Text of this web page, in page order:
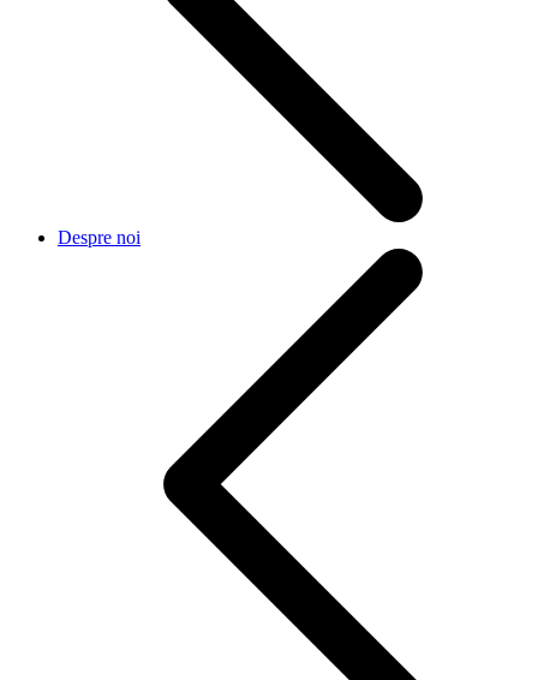
Despre noi